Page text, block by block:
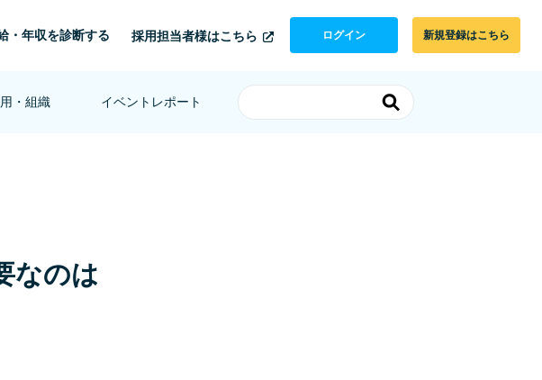
・年収を診断する 採用担当者様はこちら ログイン 新規登録はこちら
・組織 イベントレポート
なのは